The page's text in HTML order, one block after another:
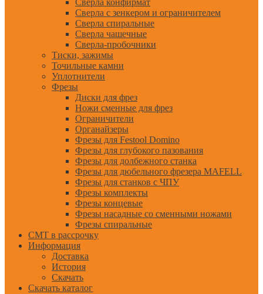
Сверла конфирмат
Сверла с зенкером и ограничителем
Сверла спиральные
Сверла чашечные
Сверла-пробочники
Тиски, зажимы
Точильные камни
Уплотнители
Фрезы
Диски для фрез
Ножи сменные для фрез
Ограничители
Органайзеры
Фрезы для Festool Domino
Фрезы для глубокого пазования
Фрезы для долбежного станка
Фрезы для дюбельного фрезера MAFELL
Фрезы для станков с ЧПУ
Фрезы комплекты
Фрезы концевые
Фрезы насадные со сменными ножами
Фрезы спиральные
CMT в рассрочку
Информация
Доставка
История
Скачать
Скачать каталог